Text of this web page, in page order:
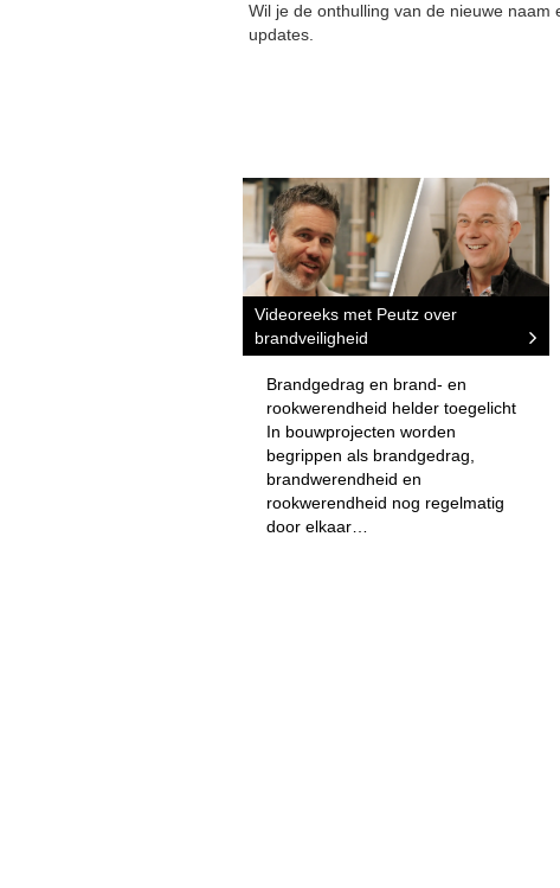
Wil je de onthulling van de nieuwe
updates.
Videoreeks met Peutz over
brandveiligheid
Brandgedrag en brand- en
rookwerendheid helder toegelicht
In bouwprojecten worden
begrippen als brandgedrag,
brandwerendheid en
rookwerendheid nog regelmatig
door elkaar…